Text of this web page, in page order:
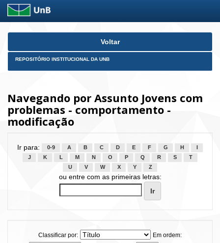
Skip
Voltar
REPOSITÓRIO INSTITUCIONAL DA UNB
Navegando por Assunto Jovens com
problemas - comportamento -
modificação
Ir para: 0-9 A B C D E F G H
J
K L M N O P Q R S
T
U
V W X Y Z
ou entre com as primeiras letras:
Classificar por:
Em ordem: